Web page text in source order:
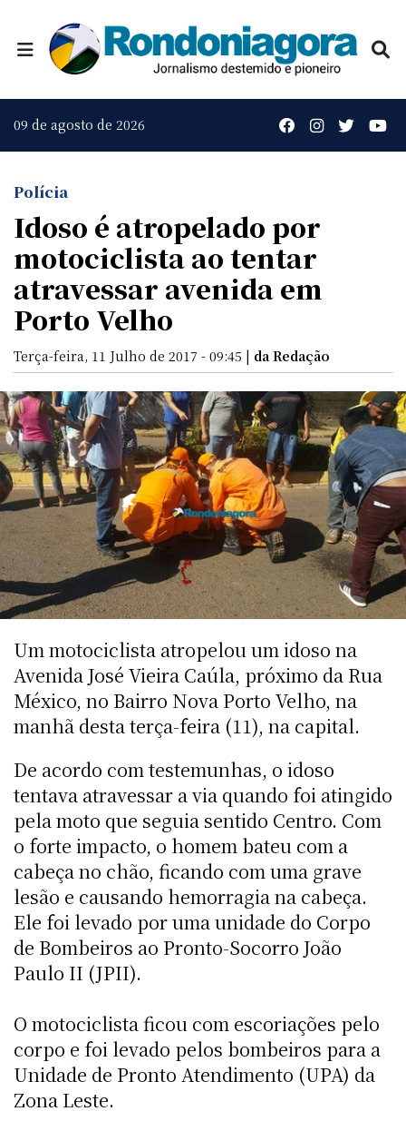
09 de agosto de 2026
Polícia
Idoso é atropelado por
motociclista ao tentar
atravessar avenida em
Porto Velho
Terça-feira, 11 Julho de 2017 - 09:45 | da Redação
Um motociclista atropelou um idoso na
Avenida José Vieira Caúla, próximo da Rua
México, no Bairro Nova Porto Velho, na
manhã desta terça-feira (11), na capital.
De acordo com testemunhas, o idoso
tentava atravessar a via quando foi atingido
pela moto que seguia sentido Centro. Com
o forte impacto, o homem bateu com a
cabeça no chão, ficando com uma grave
lesão e causando hemorragia na cabeça.
Ele foi levado por uma unidade do Corpo
de Bombeiros ao Pronto-Socorro João
Paulo II (JPII).
O motociclista ficou com escoriações pelo
corpo e foi levado pelos bombeiros para a
Unidade de Pronto Atendimento (UPA) da
Zona Leste.